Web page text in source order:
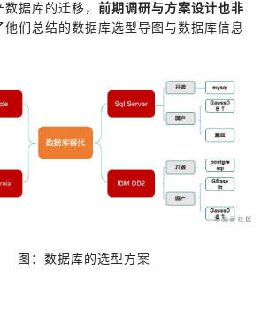
据库的迁移， 前期调研与方案设计也非
他们总结的数据库选型导图与数据库信息
图：数据库的选型方案